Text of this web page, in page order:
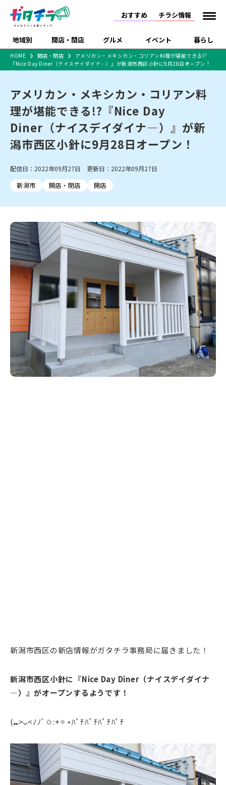
おすすめ チラシ情報
地域別 開店・閉店 グルメ イベント 暮らし
新潟市 下越
中越 上越
新潟市南区
新潟市江南区 新潟市秋葉区
村上・関川
新発田・聖籠
胎内・粟島
三条・加茂・田上
五泉・阿賀野・阿賀
燕・弥彦
長岡・見附
魚沼・南魚沼・湯沢
柏崎・刈羽・出雲崎
上越・妙高・糸魚川
開店 閉店
リニューアル・移転 休業 開店まとめ
閉店まとめ
新潟市・開店
新潟市・閉店
長岡市・開店
ラーメン 現地レポート
和食 洋食
カフェ
居酒屋・バー 焼肉
パスタ
パン・ベーカリー
タレカツ・豚カツ
デカ盛り・大盛り
旨辛・激辛
海鮮・鮨
そば・うどん
日本酒・新潟清酒
ケーキ・パフェ
ビアガーデン・暑気払い
忘新年会・歓送迎会
体験・販売 祭り・伝統行事
趣味・展示会 ライブ・コンサート
にいがた酒の陣・新潟
住宅展示場
完成見学会 学生スポーツ
施設・ショップ
住宅メーカー・工務
店
食品メーカー・県産
品
観光スポット
温泉・入浴
ビルボードプレイスBP
新潟伊勢丹
ピア万代
リバーサイド千秋
パティオPATIO
特売セール インタビュー
特集・まとめ記事
セツコママ ランキング 新潟人
開店まとめ
閉店まとめ 人気記事まとめ
ラーメンまとめ
飲食店まとめ
食品スーパー・コンビ
戸建住宅・マンショ
ショッピングモール・
大型施設
ドラッグストア・ホーム
センター
インテリア・雑貨
外食・テイクアウト
新車・中古車・カー用品
旅行・レジャー
家電・携帯電話
冠婚葬祭
習い事・塾 通販・EC イベント
官公庁・自治体
新潟市 チラシ
長岡・見附 チラシ
上越・妙高・糸魚川 チラシ
注目 チラシ
週末セール
火曜セール
オープン・リニューアルセール
周年祭・感謝祭セール
年末・初売りセール
HOME 開店・閉店
アメリカン・メキシカン・コリアン料理が堪能できる!?
『Nice Day Diner（ナイスデイダイナ—）』が新潟市西区小針に9月28日オープン！
アメリカン・メキシカン・コリアン料
理が堪能できる!?『Nice Day
Diner（ナイスデイダイナ—）』が新
潟市西区小針に9月28日オープン！
配信日：2022年09月27日 更新日：2022年09月27日
新潟市
開店・閉店 開店
新潟市西区の新店情報がガタチラ事務局に届きました！
新潟市西区小針に『Nice Day Diner（ナイスデイダイナ
—）』がオープンするようです！
(⑉>ᴗ<ﾉﾉﾞ✩:+✧︎⋆ﾊﾟﾁﾊﾟﾁﾊﾟﾁﾊﾟﾁ